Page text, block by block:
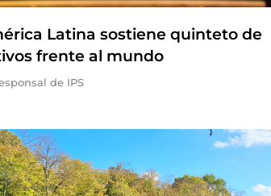
Latina sostiene quinteto de
frente al mundo
de IPS